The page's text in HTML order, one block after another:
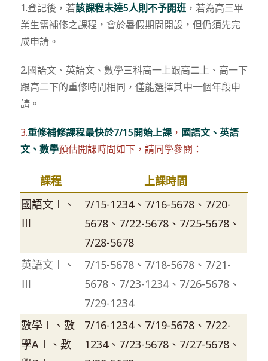
1.登記後，若該課程未達5人則不予開班，若為高三畢
業生需補修之課程，會於暑假期間開設，但仍須先完
成申請。
2.國語文、英語文、數學三科高一上跟高二上、高一下
跟高二下的重修時間相同，僅能選擇其中一個年段申
請。
3.重修補修課程最快於7/15開始上課， 國語文、英語
文、數學預估開課時間如下，請同學參閱：
課程
上課時間
國語文Ⅰ、
Ⅲ
7/15-1234、7/16-5678、7/20-
5678、7/22-5678、7/25-5678、
7/28-5678
英語文Ⅰ、
Ⅲ
7/15-5678、7/18-5678、7/21-
5678、7/23-1234、7/26-5678、
7/29-1234
數學Ⅰ、數
學AⅠ、數
7/16-1234、7/19-5678、7/22-
1234、7/23-5678、7/27-5678、